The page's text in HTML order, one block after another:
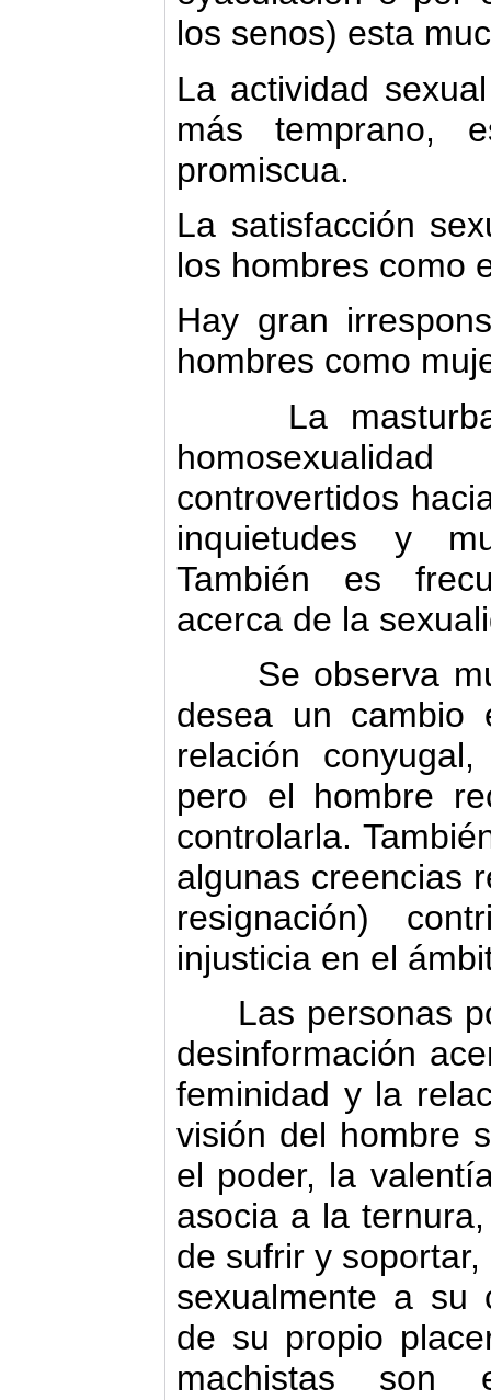
los senos) esta
La actividad
más temprano,
promiscua.
La satisfacción
los hombres como
Hay gran
hombres como
La
controvertidos
inquietudes y
También es
acerca de la
Se observa
desea un cambio
relación
pero el hombre
controlarla.
algunas creencias
resignación)
injusticia en el
Las personas
desinformación
feminidad y la
visión del hombre
el poder, la
asocia a la
de sufrir y
sexualmente a su
de su propio
machistas son